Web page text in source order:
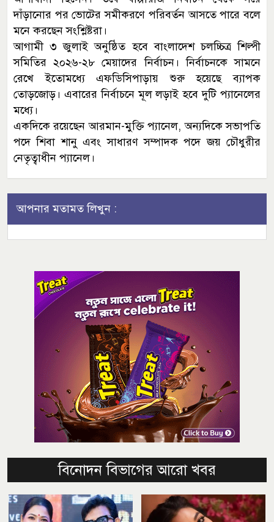
দাঁড়ানোর পর ভোটের সমীকরণে পরিবর্তন আসতে পারে বলে
মনে করছেন সংশ্লিষ্টরা।
আগামী ৩ জুলাই অনুষ্ঠিত হবে বাংলাদেশ চলচ্চিত্র শিল্পী
সমিতির ২০২৬-২৮ মেয়াদের নির্বাচন। নির্বাচনকে সামনে
রেখে ইতোমধ্যে এফডিসিপাড়ায় শুরু হয়েছে ব্যাপক
তোড়জোড়। এবারের নির্বাচনে মূল লড়াই হবে দুটি প্যানেলের
মধ্যে।
একদিকে রয়েছেন আরমান-মুক্তি প্যানেল, অন্যদিকে সভাপতি
পদে শিবা শানু এবং সাধারণ সম্পাদক পদে জয় চৌধুরীর
নেতৃত্বাধীন প্যানেল।
আপনার মতামত লিখুন :
বিনোদন বিভাগের আরো খবর